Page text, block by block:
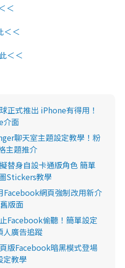
＜
＜＜
＜＜
正式推出 iPhone有得用！
介面
聊天室主題設定教學！粉
主題推介
替身自設卡通版角色 簡單
Stickers教學
Facebook網頁強制改用新介
版面
Facebook偷聽！簡單設定
人廣告追蹤
版Facebook暗黑模式登場
定教學